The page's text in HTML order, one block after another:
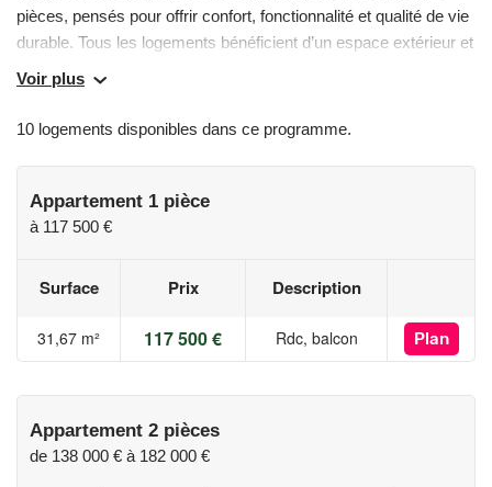
pièces, pensés pour offrir confort, fonctionnalité et qualité de vie
durable. Tous les logements bénéficient d’un espace extérieur et
s’inscrivent dans un environnement paysager privilégié, à
commerces.
Les informations sur les risques auxquels ce bien est exposé
sont disponibles sur le site Géorisques :
www.georisques.gouv.fr
Voir plus
10 logements disponibles dans ce programme.
Appartement 1 pièce
à 117 500 €
Surface Prix Description
31,67 m² 117 500 € Rdc, balcon Plan
Appartement 2 pièces
de 138 000 € à 182 000 €